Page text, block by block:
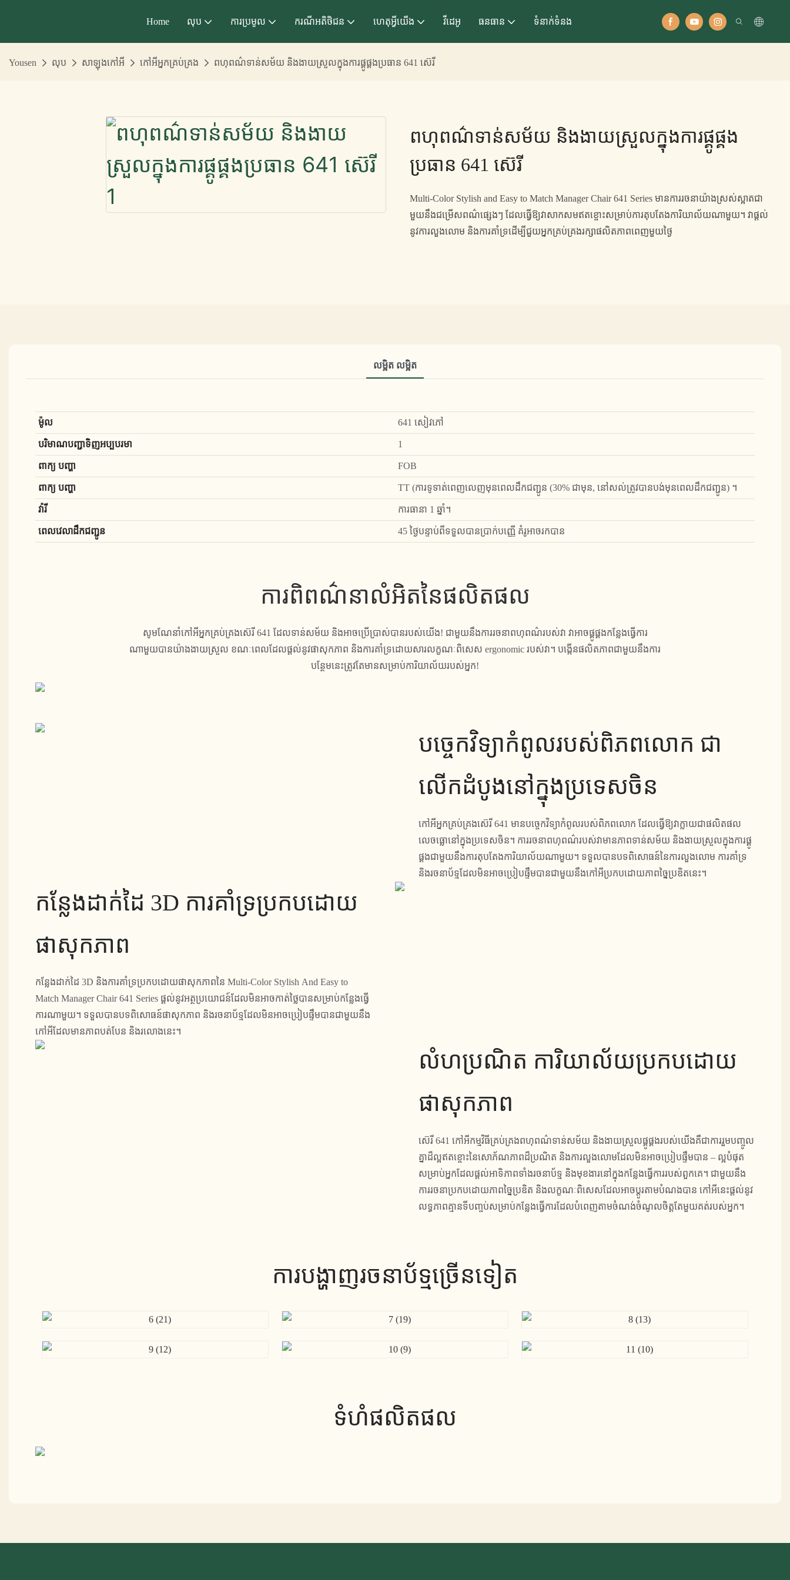
Home លុប ការប្រមូល ករណីអតិថិជន ហេតុអ្វីយើង វីដេអូ ធនធាន ទំនាក់ទំនង
Yousen លុប សាឡុងកៅអី កៅអីអ្នកគ្រប់គ្រង ពហុពណ៌ទាន់សម័យ និងងាយស្រួលក្នុងការផ្គូផ្គងប្រធាន 641 ស៊េរី
ពហុពណ៌ទាន់សម័យ និងងាយស្រួលក្នុងការផ្គូផ្គង
ប្រធាន 641 ស៊េរី
Multi-Color Stylish and Easy to Match Manager Chair 641 Series មានការរចនាយ៉ាងស្រស់ស្អាតជា
មួយនឹងជម្រើសពណ៌ផ្សេងៗ ដែលធ្វើឱ្យវាសាកសមឥតខ្ចោះសម្រាប់ការតុបតែងការិយាល័យណាមួយ។ វាផ្តល់
នូវការលួងលោម និងការគាំទ្រដើម្បីជួយអ្នកគ្រប់គ្រងរក្សាផលិតភាពពេញមួយថ្ងៃ
លម្អិត លម្អិត
ម៉ូល
641 សៀវភៅ
បរិមាណបញ្ជាទិញអប្បបរមា
1
ពាក្យ បញ្ហា
FOB
ពាក្យ បញ្ហា
TT (ការទូទាត់ពេញលេញមុនពេលដឹកជញ្ជូន (30% ជាមុន, នៅសល់ត្រូវបានបង់មុនពេលដឹកជញ្ជូន) ។
វ៉ារី
ការធានា 1 ឆ្នាំ។
ពេលវេលាដឹកជញ្ជូន
45 ថ្ងៃបន្ទាប់ពីទទួលបានប្រាក់បញ្ញើ គំរូអាចរកបាន
ការពិពណ៌នាលំអិតនៃផលិតផល
សូមណែនាំកៅអីអ្នកគ្រប់គ្រងស៊េរី 641 ដែលទាន់សម័យ និងអាចប្រើប្រាស់បានរបស់យើង! ជាមួយនឹងការរចនាពហុពណ៌របស់វា វាអាចផ្គូផ្គងកន្លែងធ្វើការ
ណាមួយបានយ៉ាងងាយស្រួល ខណៈពេលដែលផ្តល់នូវផាសុកភាព និងការគាំទ្រដោយសារលក្ខណៈពិសេស ergonomic របស់វា។ បង្កើនផលិតភាពជាមួយនឹងការ
បន្ថែមនេះត្រូវតែមានសម្រាប់ការិយាល័យរបស់អ្នក!
បច្ចេកវិទ្យាកំពូលរបស់ពិភពលោក ជា
លើកដំបូងនៅក្នុងប្រទេសចិន
កៅអីអ្នកគ្រប់គ្រងស៊េរី 641 មានបច្ចេកវិទ្យាកំពូលរបស់ពិភពលោក ដែលធ្វើឱ្យវាក្លាយជាផលិតផល
លេចធ្លោនៅក្នុងប្រទេសចិន។ ការរចនាពហុពណ៌របស់វាមានភាពទាន់សម័យ និងងាយស្រួលក្នុងការផ្គូ
ផ្គងជាមួយនឹងការតុបតែងការិយាល័យណាមួយ។ ទទួលបានបទពិសោធន៍នៃការលួងលោម ការគាំទ្រ
និងរចនាប័ទ្មដែលមិនអាចប្រៀបផ្ទឹមបានជាមួយនឹងកៅអីប្រកបដោយភាពច្នៃប្រឌិតនេះ។
កន្លែងដាក់ដៃ 3D ការគាំទ្រប្រកបដោយ
ផាសុកភាព
កន្លែងដាក់ដៃ 3D និងការគាំទ្រប្រកបដោយផាសុកភាពនៃ Multi-Color Stylish And Easy to
Match Manager Chair 641 Series ផ្តល់នូវអត្ថប្រយោជន៍ដែលមិនអាចកាត់ថ្លៃបានសម្រាប់កន្លែងធ្វើ
ការណាមួយ។ ទទួលបានបទពិសោធន៍ផាសុកភាព និងរចនាប័ទ្មដែលមិនអាចប្រៀបផ្ទឹមបានជាមួយនឹង
កៅអីដែលមានភាពបត់បែន និងរលោងនេះ។
លំហប្រណិត ការិយាល័យប្រកបដោយ
ផាសុកភាព
ស៊េរី 641 កៅអីកម្មវិធីគ្រប់គ្រងពហុពណ៌ទាន់សម័យ និងងាយស្រួលផ្គូផ្គងរបស់យើងគឺជាការរួមបញ្ចូល
គ្នាដ៏ល្អឥតខ្ចោះនៃសោភ័ណភាពដ៏ប្រណិត និងការលួងលោមដែលមិនអាចប្រៀបផ្ទឹមបាន – ល្អបំផុត
សម្រាប់អ្នកដែលផ្តល់អាទិភាពទាំងរចនាប័ទ្ម និងមុខងារនៅក្នុងកន្លែងធ្វើការរបស់ពួកគេ។ ជាមួយនឹង
ការរចនាប្រកបដោយភាពច្នៃប្រឌិត និងលក្ខណៈពិសេសដែលអាចប្ដូរតាមបំណងបាន កៅអីនេះផ្តល់នូវ
លទ្ធភាពគ្មានទីបញ្ចប់សម្រាប់កន្លែងធ្វើការដែលបំពេញតាមចំណង់ចំណូលចិត្តតែមួយគត់របស់អ្នក។
ការបង្ហាញរចនាប័ទ្មច្រើនទៀត
ទំហំផលិតផល